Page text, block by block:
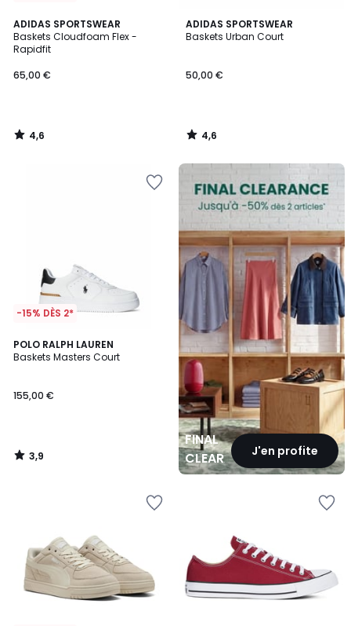
ADIDAS SPORTSWEAR
Baskets Cloudfoam Flex -
Rapidfit
65,00 €
4,6
/ 5
4,6
/
ADIDAS SPORTSWEAR
Baskets Urban Court
50,00 €
4,6
/ 5
4,6
/
-15% DÈS 2*
POLO RALPH LAUREN
Baskets Masters Court
155,00 €
3,9
/ 5
3,9
/
FINAL
CLEARANCEJ'en profite
FINAL
CLEARANCE